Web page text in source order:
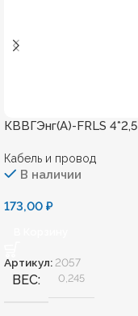
КВВГЭнг(А)-FRLS 4*2,5
Кабель и провод
В наличии
173,00 ₽
Артикул: 2057
ВЕС 0,245